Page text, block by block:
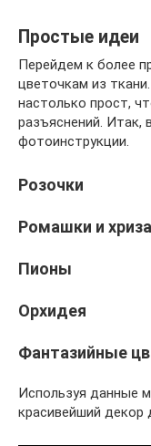
Простые идеи
Перейдем к более
цветочкам из
настолько прост,
разъяснений. Итак,
фотоинструкции.
Розочки
Ромашки и
Пионы
Орхидея
Фантазийные
Используя данные
красивейший декор